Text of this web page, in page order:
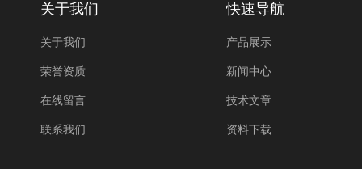
关于我们
关于我们
荣誉资质
在线留言
联系我们
快速导航
产品展示
新闻中心
技术文章
资料下载